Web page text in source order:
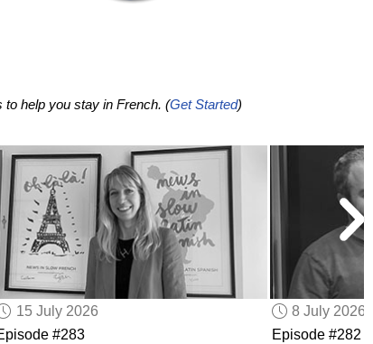
to help you stay in French. (Get Started)
15 July 2026
#283
8 July 2026
Episode #282